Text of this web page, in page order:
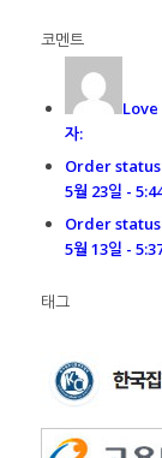
코멘트
자:
Order
5월 23일 -
Order
5월 13일 -
태그